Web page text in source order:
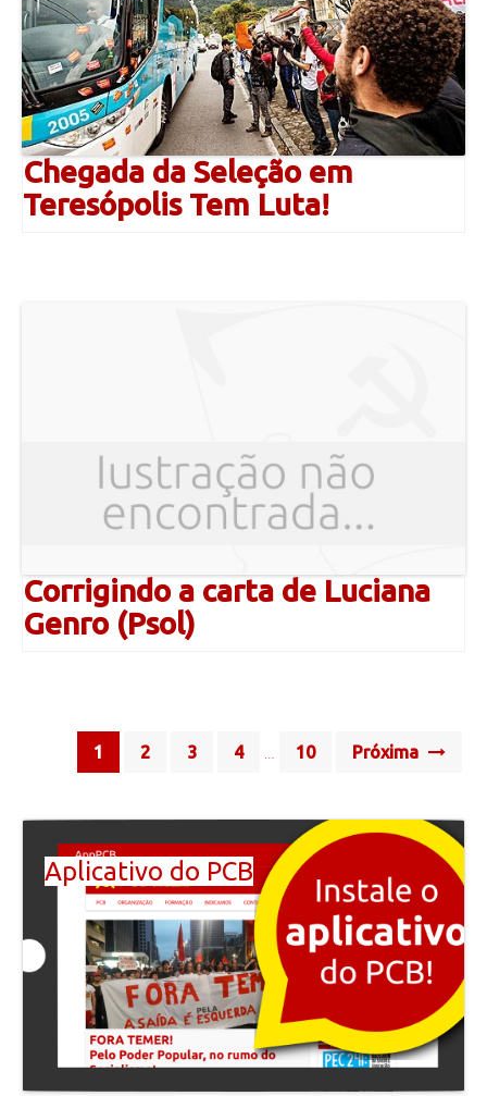
Chegada da Seleção em
Teresópolis Tem Luta!
Corrigindo a carta de Luciana
Genro (Psol)
navigation
1 2 3 4 10 Próxima
Aplicativo do PCB